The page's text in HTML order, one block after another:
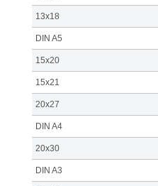
13x18
DIN A5
15x20
15x21
20x27
DIN A4
20x30
DIN A3